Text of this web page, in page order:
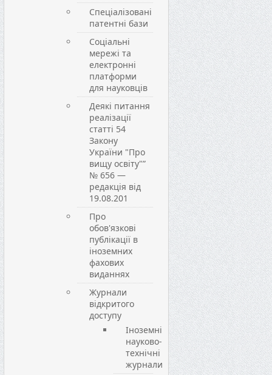
Спеціалізовані
патентні бази
Соціальні
мережі та
електронні
платформи
для науковців
Деякі питання
реалізації
статті 54
Закону
України "Про
вищу освіту"”
№ 656 —
редакція від
19.08.201
Про
обов'язкові
публікації в
іноземних
фахових
виданнях
Журнали
відкритого
доступу
Іноземні
науково-
технічні
журнали